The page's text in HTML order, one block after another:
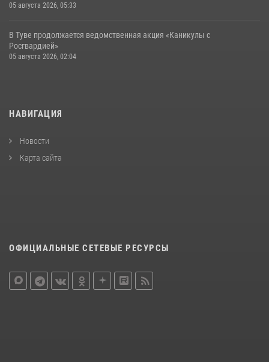
05 августа 2026, 05:33
В Туве продолжается ведомственная акция «Каникулы с
Росгвардией»
05 августа 2026, 02:04
НАВИГАЦИЯ
Новости
Карта сайта
ОФИЦИАЛЬНЫЕ СЕТЕВЫЕ РЕСУРСЫ